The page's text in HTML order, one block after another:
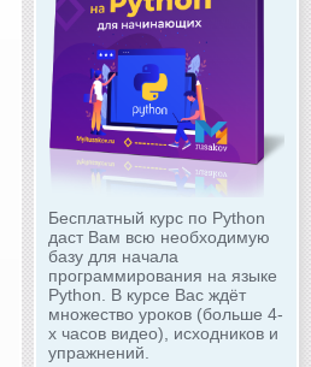
Бесплатный курс по Python
даст Вам всю необходимую
базу для начала
программирования на языке
Python. В курсе Вас ждёт
множество уроков (больше 4-
х часов видео), исходников и
упражнений.